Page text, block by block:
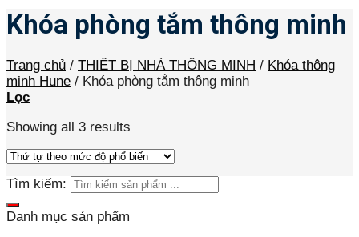
Khóa phòng tắm thông minh
Trang chủ / THIẾT BỊ NHÀ THÔNG MINH / Khóa thông
minh Hune / Khóa phòng tắm thông minh
Lọc
Showing all 3 results
Tìm kiếm:
Danh mục sản phẩm